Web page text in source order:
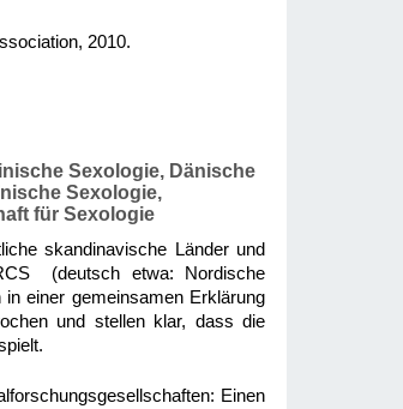
2010.
Sexologie, Dänische
Sexologie,
für Sexologie
skandinavische Länder und
(deutsch etwa: Nordische
einer gemeinsamen Erklärung
und stellen klar, dass die
Einen